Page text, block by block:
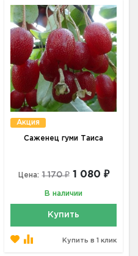
Акция
Саженец гуми Таиса
Цена: 1 170 ₽ 1 080 ₽
В наличии
Купить
Купить в 1 клик